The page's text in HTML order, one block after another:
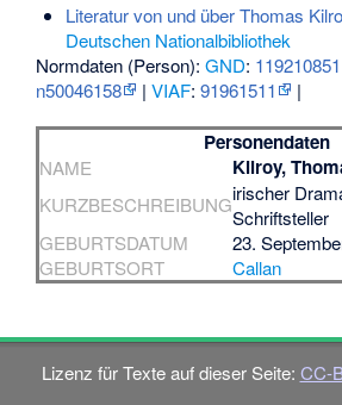
Literatur von und über Thomas
Deutschen Nationalbibliothek
Normdaten (Person):GND: 119210851
n50046158
|VIAF:91961511 |
Personendaten
NAME Kilroy,
KURZBESCHREIBUNGirischer
Schriftsteller
GEBURTSDATUM
23.
GEBURTSORT
Callan
Lizenz für Texte auf dieser Seite: CC-